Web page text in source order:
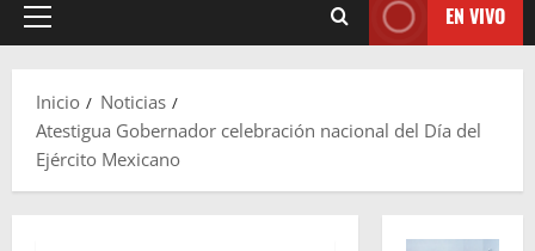
Menú
EN VIVO
Inicio
Noticias
Atestigua Gobernador celebración nacional del Día del
Ejército Mexicano